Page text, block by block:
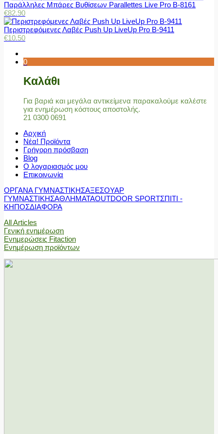
Παράλληλες Μπάρες Βυθίσεων Parallettes Live Pro Β-8161
€82.90
Περιστρεφόμενες Λαβές Push Up LiveUp Pro Β-9411
€10.50
0
Καλάθι
Για βαριά και μεγάλα αντικείμενα παρακαλούμε καλέστε
για ενημέρωση κόστους αποστολής.
21 0300 0691
Αρχική
Νέα! Προϊόντα
Γρήγορη πρόσβαση
Blog
Ο λογαριασμός μου
Επικοινωνία
ΟΡΓΑΝΑ ΓΥΜΝΑΣΤΙΚΗΣΑΞΕΣΟΥΑΡ
ΓΥΜΝΑΣΤΙΚΗΣΑΘΛΗΜΑΤΑOUTDOOR SPORTΣΠΙΤΙ -
ΚΗΠΟΣΔΙΑΦΟΡΑ
All Articles
Γενική ενημέρωση
Ενημερώσεις Fitaction
Ενημέρωση προϊόντων